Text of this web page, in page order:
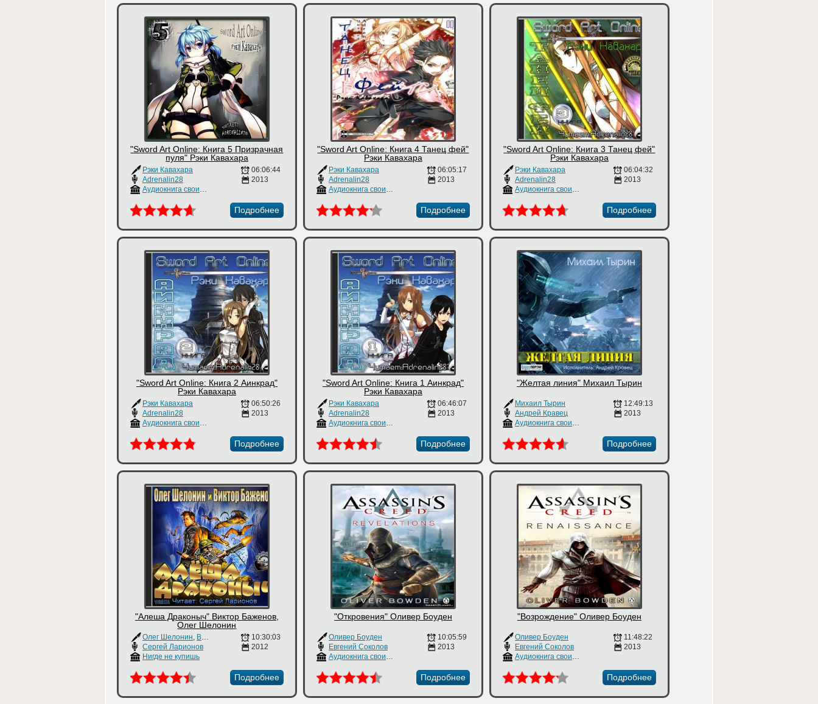
"Sword Art Online: Книга 5 Призрачная
пуля" Рэки Кавахара
Рэки Кавахара
Adrenalin28
Аудиокнига своими руками
06:06:44
2013
Подробнее
"Sword Art Online: Книга 4 Танец фей"
Рэки Кавахара
Рэки Кавахара
Adrenalin28
Аудиокнига своими руками
06:05:17
2013
Подробнее
"Sword Art Online: Книга 3 Танец фей"
Рэки Кавахара
Рэки Кавахара
Adrenalin28
Аудиокнига своими руками
06:04:32
2013
Подробнее
"Sword Art Online: Книга 2 Аинкрад"
Рэки Кавахара
Рэки Кавахара
Adrenalin28
Аудиокнига своими руками
06:50:26
2013
Подробнее
"Sword Art Online: Книга 1 Аинкрад"
Рэки Кавахара
Рэки Кавахара
Adrenalin28
Аудиокнига своими руками
06:46:07
2013
Подробнее
"Желтая линия" Михаил Тырин
Михаил Тырин
Андрей Кравец
Аудиокнига своими руками
12:49:13
2013
Подробнее
"Алеша Драконыч" Виктор Баженов,
Олег Шелонин
Олег Шелонин, Виктор Баженов
Сергей Ларионов
Нигде не купишь
10:30:03
2012
Подробнее
"Откровения" Оливер Боуден
Оливер Боуден
Евгений Соколов
Аудиокнига своими руками
10:05:59
2013
Подробнее
"Возрождение" Оливер Боуден
Оливер Боуден
Евгений Соколов
Аудиокнига своими руками
11:48:22
2013
Подробнее